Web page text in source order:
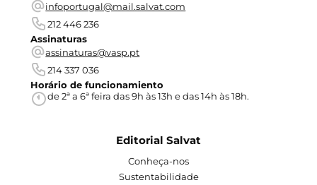
infoportugal@mail.salvat.com
212 446 236
Assinaturas
assinaturas@vasp.pt
214 337 036
Horário de funcionamiento
de 2ª a 6ª feira das 9h às 13h e das 14h às 18h.
Editorial Salvat
Conheça-nos
Sustentabilidade